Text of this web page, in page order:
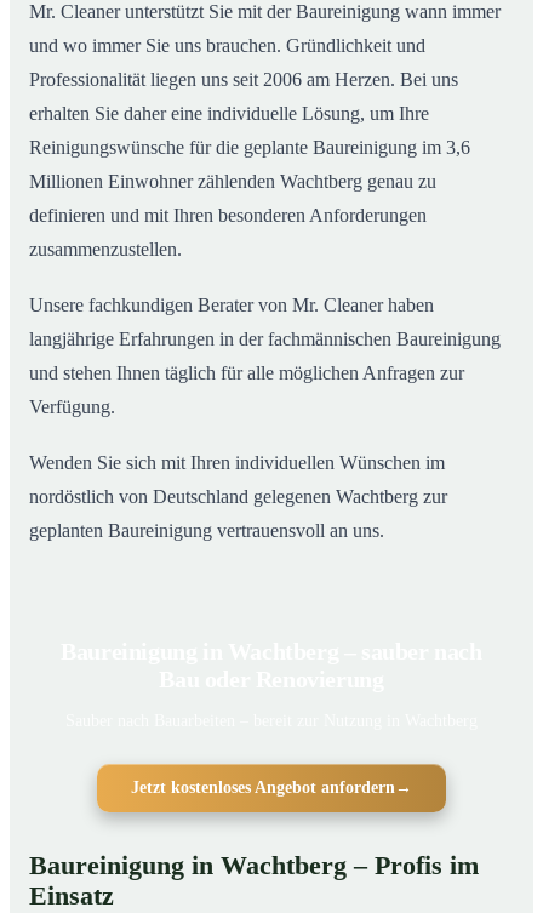
Mr. Cleaner unterstützt Sie mit der Baureinigung wann immer
und wo immer Sie uns brauchen. Gründlichkeit und
Professionalität liegen uns seit 2006 am Herzen. Bei uns
erhalten Sie daher eine individuelle Lösung, um Ihre
Reinigungswünsche für die geplante Baureinigung im 3,6
Millionen Einwohner zählenden Wachtberg genau zu
definieren und mit Ihren besonderen Anforderungen
zusammenzustellen.
Unsere fachkundigen Berater von Mr. Cleaner haben
langjährige Erfahrungen in der fachmännischen Baureinigung
und stehen Ihnen täglich für alle möglichen Anfragen zur
Verfügung.
Wenden Sie sich mit Ihren individuellen Wünschen im
nordöstlich von Deutschland gelegenen Wachtberg zur
geplanten Baureinigung vertrauensvoll an uns.
Jetzt kostenloses Angebot anfordern→
Baureinigung in Wachtberg – Profis im
Einsatz